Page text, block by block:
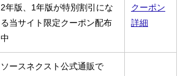
2年版、1年版が特別割引にな
る当サイト限定クーポン配布
中
クーポン
詳細
ソースネクスト公式通販で